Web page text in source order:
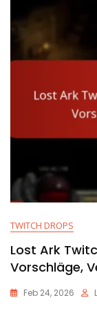
TWITCH DROPS
Lost Ark
Vorschläge,
Feb 24, 2026